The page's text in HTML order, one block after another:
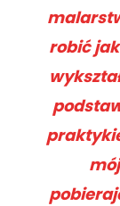
robić